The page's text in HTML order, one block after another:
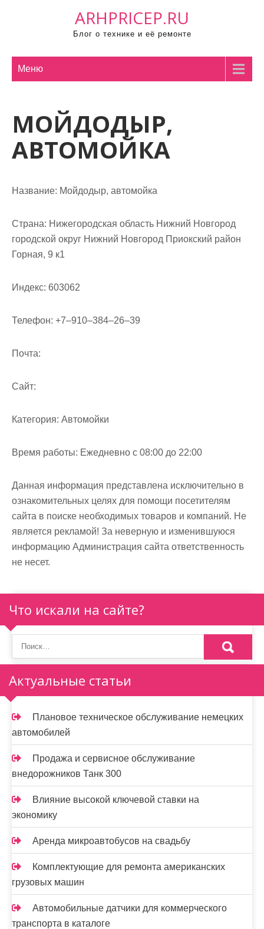
ARHPRICEP.RU
Блог о технике и её ремонте
Меню
МОЙДОДЫР,
АВТОМОЙКА
Название: Мойдодыр, автомойка
Страна: Нижегородская область Нижний Новгород
городской округ Нижний Новгород Приокский район
Горная, 9 к1
Индекс: 603062
Телефон: +7‒910‒384‒26‒39
Почта:
Cайт:
Категория: Автомойки
Время работы: Ежедневно с 08:00 до 22:00
Данная информация представлена исключительно в
ознакомительных целях для помощи посетителям
сайта в поиске необходимых товаров и компаний. Не
является рекламой! За неверную и изменившуюся
информацию Администрация сайта ответственность
не несет.
Что искали на сайте?
Актуальные статьи
Плановое техническое обслуживание немецких
автомобилей
Продажа и сервисное обслуживание
внедорожников Танк 300
Влияние высокой ключевой ставки на
экономику
Аренда микроавтобусов на свадьбу
Комплектующие для ремонта американских
грузовых машин
Автомобильные датчики для коммерческого
транспорта в каталоге